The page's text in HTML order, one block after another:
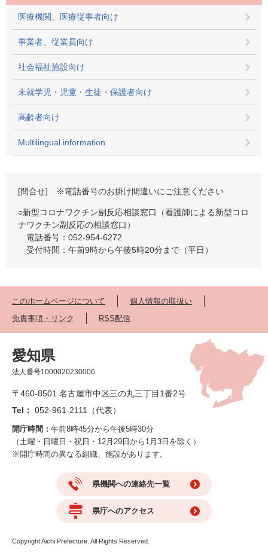
医療機関、医療従事者向け
事業者、従業員向け
社会福祉施設向け
未就学児・児童・生徒・保護者向け
高齢者向け
Multilingual information
[問合せ] ※電話番号のお掛け間違いにご注意ください
○新型コロナワクチン副反応相談窓口（看護師による新型コロ
ナワクチン副反応の相談窓口）
電話番号：052-954-6272
受付時間：午前9時から午後5時20分まで（平日）
このホームページについて
個人情報の取扱い
免責事項・リンク
RSS配信
愛知県
法人番号1000020230006
〒460-8501 名古屋市中区三の丸三丁目1番2号
Tel： 052-961-2111（代表）
開庁時間： 午前8時45分から午後5時30分
（土曜・日曜日・祝日・12月29日から1月3日を除く）
※開庁時間の異なる組織、施設があります。
県機関への連絡先一覧
県庁へのアクセス
Copyright Aichi Prefecture. All Rights Reserved.